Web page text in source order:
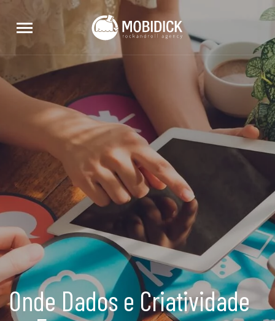
Onde Dados e Criatividade